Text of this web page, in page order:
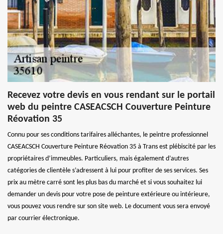
Recevez votre devis en vous rendant sur le portail
web du peintre CASEACSCH Couverture Peinture
Réovation 35
Connu pour ses conditions tarifaires alléchantes, le peintre professionnel
CASEACSCH Couverture Peinture Réovation 35 à Trans est plébiscité par les
propriétaires d’immeubles. Particuliers, mais également d’autres
catégories de clientèle s’adressent à lui pour profiter de ses services. Ses
prix au mètre carré sont les plus bas du marché et si vous souhaitez lui
demander un devis pour votre pose de peinture extérieure ou intérieure,
vous pouvez vous rendre sur son site web. Le document vous sera envoyé
par courrier électronique.